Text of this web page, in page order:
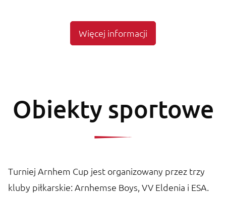
Więcej informacji
Obiekty sportowe
Turniej Arnhem Cup jest organizowany przez trzy
kluby piłkarskie: Arnhemse Boys, VV Eldenia i ESA.